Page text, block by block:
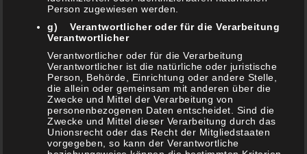
Schwenker
SchwenkerzuPastrami Sandwich Toast
Viva La México – Vegetarische Enchiladas vom
Grill – GrillkezuTortillas, Burittos, Tacos und Co
Svenzu#Premium Trüffel Burger
Schwenkerzu#Premium Trüffel Burger
Person zugewiesen werden.
g) Verantwortlicher oder für die Verarbeitung
Verantwortlicher
Verantwortlicher oder für die Verarbeitung
Verantwortlicher ist die natürliche oder juristische
Person, Behörde, Einrichtung oder andere Stelle,
die allein oder gemeinsam mit anderen über die
Zwecke und Mittel der Verarbeitung von
personenbezogenen Daten entscheidet. Sind die
Zwecke und Mittel dieser Verarbeitung durch das
Unionsrecht oder das Recht der Mitgliedstaaten
vorgegeben, so kann der Verantwortliche